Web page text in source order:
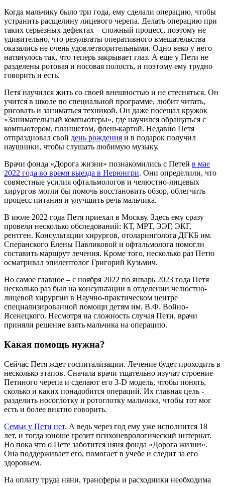
Когда мальчику было три года, ему сделали операцию, чтобы
устранить расщелину лицевого черепа. Делать операцию при
таких серьезных дефектах – сложный процесс, поэтому не
удивительно, что результаты оперативного вмешательства
оказались не очень удовлетворительными. Одно веко у него
натянулось так, что теперь закрывает глаз. А еще у Пети не
разделены ротовая и носовая полость, и поэтому ему трудно
говорить и есть.
Петя научился жить со своей внешностью и не стесняться. Он
учится в школе по специальной программе, любит читать,
рисовать и заниматься техникой. Он даже посещал кружок
«Занимательный компьютеры», где научился обращаться с
компьютером, планшетом, флеш-картой. Недавно Петя
отпраздновал свой день рождения и в подарок получил
наушники, чтобы слушать любимую музыку.
Врачи фонда «Дорога жизни» познакомились с Петей в мае
2022 года во время выезда в Нерюнгри. Они определили, что
совместные усилия офтальмологов и челюстно-лицевых
хирургов могли бы помочь восстановить обзор, облегчить
процесс питания и улучшить речь мальчика.
В июле 2022 года Петя приехал в Москву. Здесь ему сразу
провели несколько обследований: КТ, МРТ, ЭЭГ, ЭКГ,
рентген. Консультации хирургов, отоларинголога ДГКБ им.
Сперанского Елены Павликовой и офтальмолога помогли
составить маршрут лечения. Кроме того, несколько раз Петю
осматривал эпилептолог Григорий Кузьмич.
Но самое главное – с ноября 2022 по январь 2023 года Петя
несколько раз был на консультации в отделении челюстно-
лицевой хирургии в Научно-практическом центре
специализированной помощи детям им. В.Ф. Войно-
Ясенецкого. Несмотря на сложность случая Пети, врачи
приняли решение взять мальчика на операцию.
Какая помощь нужна?
Сейчас Петя ждет госпитализации. Лечение будет проходить в
несколько этапов. Сначала врачи тщательно изучат строение
Петиного черепа и сделают его 3-D модель, чтобы понять,
сколько и каких понадобится операций. Их главная цель -
разделить носоглотку и ротоглотку мальчика, чтобы тот мог
есть и более внятно говорить.
Семьи у Пети нет. А ведь через год ему уже исполнится 18
лет, и тогда юноше грозит психоневрологический интернат.
Но пока что о Пете заботится няня фонда «Дорога жизни».
Она поддерживает его, помогает в учебе и следит за его
здоровьем.
На оплату труда няни, трансферы и расходники необходима